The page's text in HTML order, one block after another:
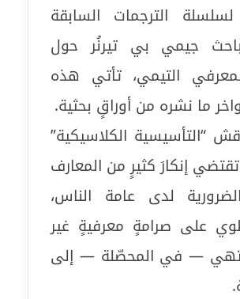
لسلسلة الترجمات السابقة
جيمي بي تيرنُر حول
التيمي، تأتي هذه
ما نشره من أوراقٍ بحثية.
“التأسيسية الكلاسيكية”
تقتضي إنكارَ كثيرٍ من المعارف
لدى عامة الناس،
على صرامةٍ معرفيةٍ غير
— في المحصّلة — إلى